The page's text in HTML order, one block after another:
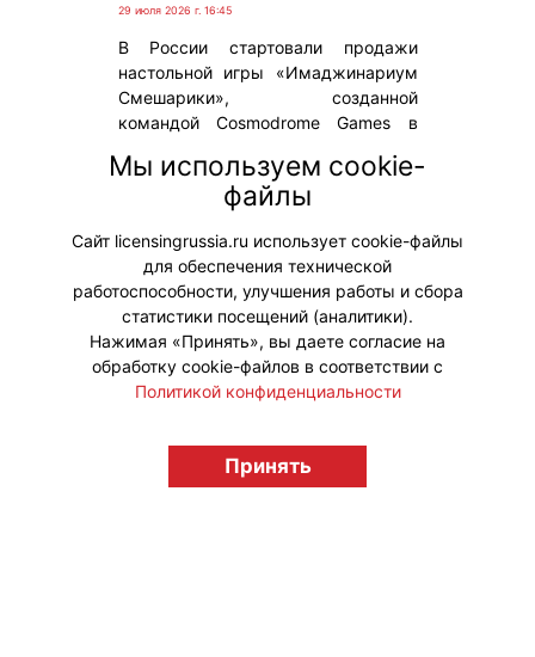
29 июля 2026 г. 16:45
В России стартовали продажи
настольной игры «Имаджинариум
Смешарики», созданной
командой Cosmodrome Games в
лицензии ГК «Рики». Новинка будет
представлена эксклюзивно в
магазине «Детский мир».
licensingrussia.ru, 2009-2026 12+
Мы используем cookie-
файлы
Сайт licensingrussia.ru использует cookie-файлы
для обеспечения технической
работоспособности, улучшения работы и сбора
статистики посещений (аналитики).
Нажимая «Принять», вы даете согласие на
обработку cookie-файлов в соответствии с
Политикой конфиденциальности
Принять